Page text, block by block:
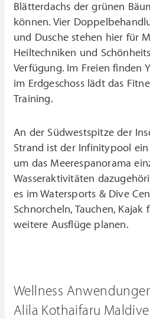
Blätterdachs der grünen
können. Vier
und Dusche stehen hier für
Heiltechniken und
Verfügung. Im Freien finden
im Erdgeschoss lädt das
Training.
An der Südwestspitze der
Strand ist der Infinitypool ein
um das Meerespanorama
Wasseraktivitäten
es im Watersports & Dive
Schnorcheln, Tauchen, Kajak
weitere Ausflüge planen.
Wellness
Alila Kothaifaru